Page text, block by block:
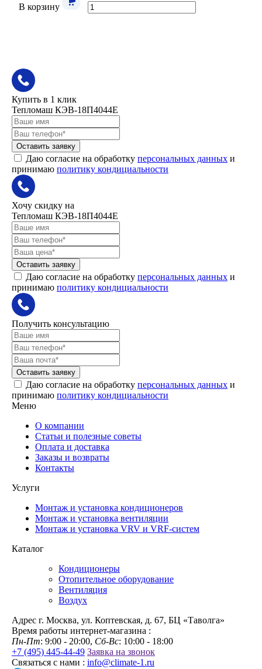
В корзину
Купить в 1 клик
Тепломаш КЭВ-18П4044Е
Оставить заявку
Даю согласие на обработку персональных данных и
принимаю политику кондициальности
Хочу скидку на
Тепломаш КЭВ-18П4044Е
Оставить заявку
Даю согласие на обработку персональных данных и
принимаю политику кондициальности
Получить консультацию
Оставить заявку
Даю согласие на обработку персональных данных и
принимаю политику кондициальности
Меню
О компании
Статьи и полезные советы
Оплата и доставка
Заказы и возвраты
Контакты
Услуги
Монтаж и установка кондиционеров
Монтаж и установка вентиляции
Монтаж и установка VRV и VRF-систем
Каталог
Кондиционеры
Отопительное оборудование
Вентиляция
Воздух
Адрес г. Москва, ул. Коптевская, д. 67, БЦ «Таволга»
Время работы интернет-магазина :
Пн-Пт: 9:00 - 20:00, Сб-Вс: 10:00 - 18:00
+7 (495) 445-44-49 Заявка на звонок
Связаться с нами : info@climate-1.ru